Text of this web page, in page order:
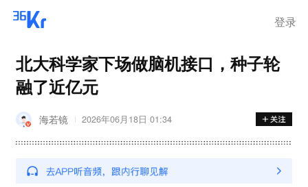
登录
北大科学家下场做脑机接口，种子轮
融了近亿元
海若镜 2026年06月18日 01:34